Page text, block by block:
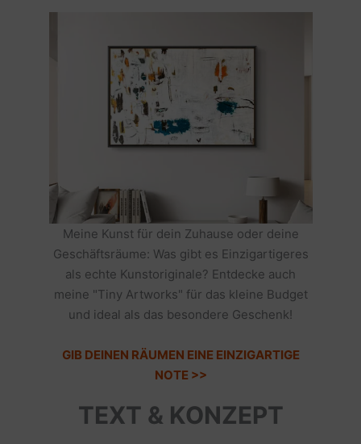
Meine Kunst für dein Zuhause oder deine
Geschäftsräume: Was gibt es Einzigartigeres
als echte Kunstoriginale? Entdecke auch
meine "Tiny Artworks" für das kleine Budget
und ideal als das besondere Geschenk!
GIB DEINEN RÄUMEN EINE EINZIGARTIGE
NOTE >>
TEXT & KONZEPT